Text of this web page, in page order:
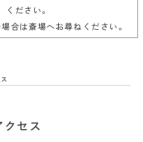
ください。
合は斎場へお尋ねください。
セス